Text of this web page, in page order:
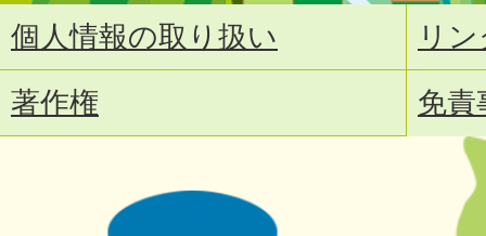
個人情報の取り扱い
リ
著作権
免責